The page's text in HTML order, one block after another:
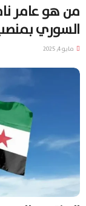
من هو عامر
السوري
مايو 4, 2025